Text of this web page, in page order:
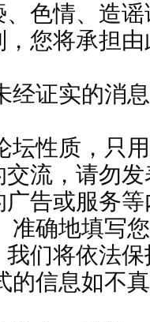
色情、造
您将承担
经证实的消
坛性质，只
流，请勿
广告或服务
准确地填写
我们将依法
的信息如不